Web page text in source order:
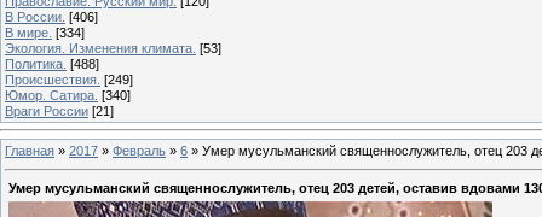
В России. [406]
В мире. [334]
Экология. Изменения климата. [53]
Политика. [488]
Происшествия. [249]
Юмор. Сатира. [340]
Враги России [21]
Главная » 2017 » Февраль » 6 » Умер мусульманский священнослужитель, отец 203
Умер мусульманский священнослужитель, отец 203 детей, оставив вдовами